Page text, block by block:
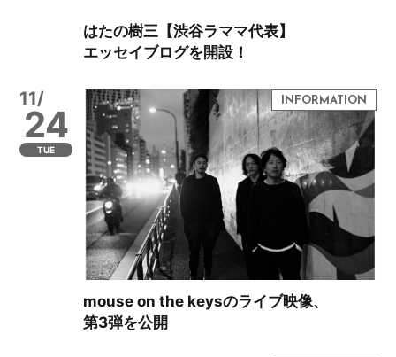
はたの樹三【渋谷ラママ代表】
エッセイブログを開設！
11/
24
TUE
mouse on the keysのライブ映像、
第3弾を公開